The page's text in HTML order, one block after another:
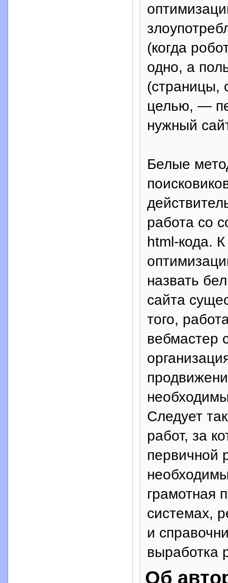
(когда
одно, а
(страницы,
целью, —
нужный
Белые
работа со
html-кода.
назвать
сайта
того,
вебмастер
Следует
работ, за
первичной
грамотная
системах,
и
выработка
Об